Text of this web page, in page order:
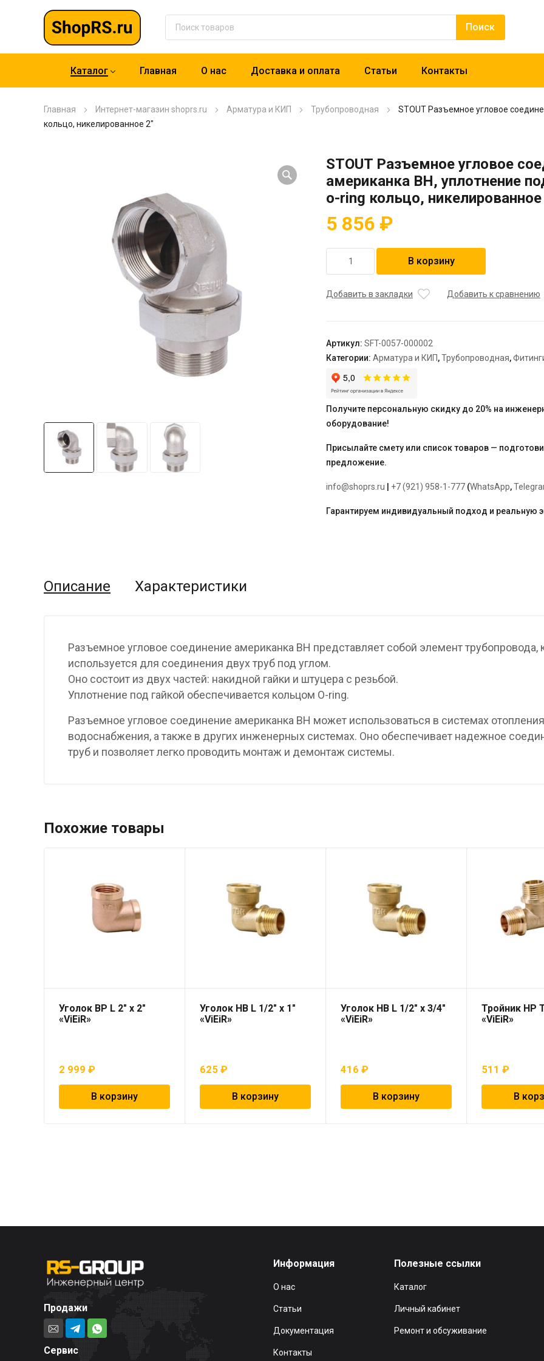
Каталог Главная О нас Доставка и оплата Статьи Контакты
Главная Интернет-магазин shoprs.ru Арматура и КИП Трубопроводная
STOUT Разъемное угловое
кольцо, никелированное 2″
STOUT Разъемное угловое
американка ВН, уплотнение
o-ring кольцо, никелированное
5 856 ₽
товара
Разъемное
ВН,
уплотнение
под
гайкой
ring
кольцо,
2"
В корзину
Добавить в закладки Добавить к сравнению
Артикул: SFT-0057-000002
Категории: Арматура и КИП,Трубопроводная,
Получите персональную скидку до 20% на
оборудование!
Присылайте смету или список товаров —
предложение.
info@shoprs.ru +7 (921) 958-1-777 (WhatsApp,
Гарантируем индивидуальный подход и реальную
Описание Характеристики
Разъемное угловое соединение американка ВН представляет собой элемент трубопровода,
используется для соединения двух труб под углом.
Оно состоит из двух частей: накидной гайки и штуцера с резьбой.
Уплотнение под гайкой обеспечивается кольцом O-ring.
Разъемное угловое соединение американка ВН может использоваться в системах
водоснабжения, а также в других инженерных системах. Оно обеспечивает надежное
труб и позволяет легко проводить монтаж и демонтаж системы.
Похожие товары
Уголок ВР L 2″ х 2″
«ViEiR»
2 999 ₽
В корзину
Уголок НВ L 1/2″ х 1″
«ViEiR»
625₽
В корзину
Уголок НВ L 1/2″ х 3/4″
«ViEiR»
416₽
В корзину
Тройник НР
«ViEiR»
511₽
В
Продажи
Сервис
Информация
О нас
Статьи
Документация
Контакты
Полезные ссылки
Каталог
Личный кабинет
Ремонт и обсуживание